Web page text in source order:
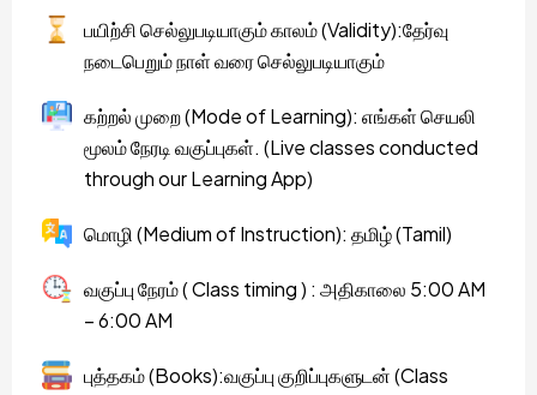
பயிற்சி செல்லுபடியாகும் காலம் (Validity):தேர்வு
நடைபெறும் நாள் வரை செல்லுபடியாகும்
கற்றல் முறை (Mode of Learning): எங்கள் செயலி
மூலம் நேரடி வகுப்புகள். (Live classes conducted
through our Learning App)
மொழி (Medium of Instruction): தமிழ் (Tamil)
வகுப்பு நேரம் ( Class timing ) : அதிகாலை 5:00 AM
– 6:00 AM
புத்தகம் (Books):வகுப்பு குறிப்புகளுடன் (Class